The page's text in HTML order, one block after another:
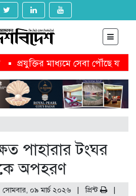
মাধ্যমে সেবা পৌঁছে যাবে নাগরিকের
যেভাবে
অষ্টগ্রামে বিএনপির
পোস্ট
আগামীকাল থেকে ৯
আহসানের বিচার শুরু
পাহারার টংঘর
অপহরণ
০৯ মার্চ ২০২৬ |প্রিন্ট